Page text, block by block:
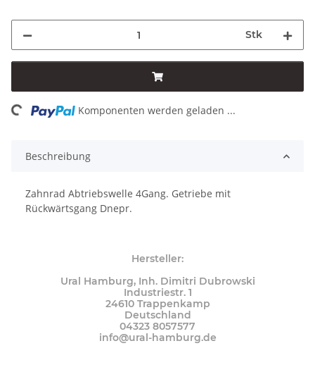
Stk
Komponenten werden geladen ...
Beschreibung
Zahnrad Abtriebswelle 4Gang. Getriebe mit
Rückwärtsgang Dnepr.
Hersteller:
Ural Hamburg, Inh. Dimitri Dubrowski
Industriestr. 1
24610 Trappenkamp
Deutschland
04323 8057577
info@ural-hamburg.de